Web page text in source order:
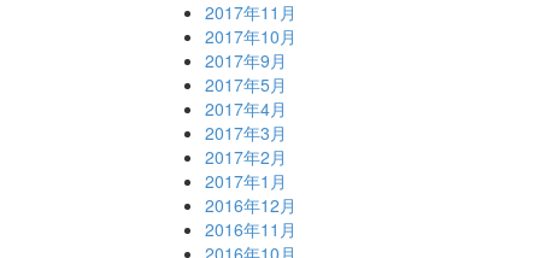
2017年11月
2017年10月
2017年9月
2017年5月
2017年4月
2017年3月
2017年2月
2017年1月
2016年12月
2016年11月